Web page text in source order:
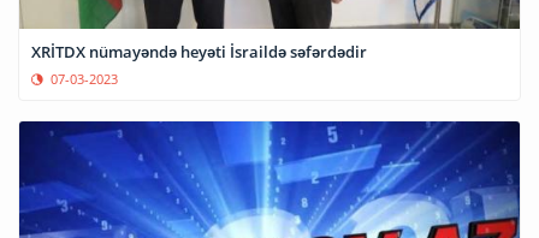
XRİTDX nümayəndə heyəti İsraildə səfərdədir
07-03-2023